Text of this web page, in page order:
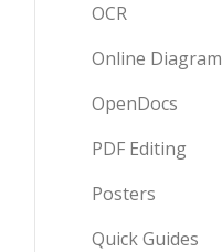
OCR
Online Diagram
OpenDocs
PDF Editing
Posters
Quick Guides